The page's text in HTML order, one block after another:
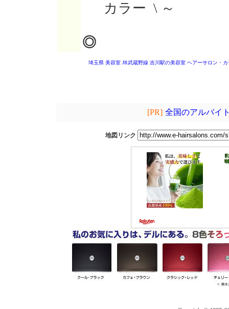
カラー \ ～
◎
埼玉県 美容室 JR武蔵野線 吉川駅の美容室 ヘアーサロン・カ
[PR] 全国のアルバイ
地図リンク